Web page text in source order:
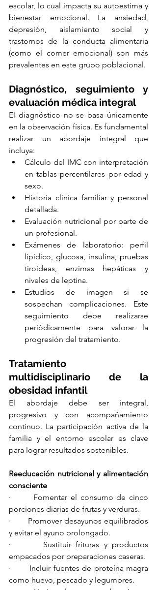
escolar, lo cual impacta su autoestima y
bienestar emocional. La ansiedad,
depresión, aislamiento social y
trastornos de la conducta alimentaria
(como el comer emocional) son más
prevalentes en este grupo poblacional.
Diagnóstico, seguimiento y
evaluación médica integral
El diagnóstico no se basa únicamente
en la observación física. Es fundamental
realizar un abordaje integral que
incluya:
Cálculo del IMC con interpretación
en tablas percentilares por edad y
sexo.
Historia clínica familiar y personal
detallada.
Evaluación nutricional por parte de
un profesional.
Exámenes de laboratorio: perfil
lipídico, glucosa, insulina, pruebas
tiroideas, enzimas hepáticas y
niveles de leptina.
Estudios de imagen si se
sospechan complicaciones. Este
seguimiento debe realizarse
periódicamente para valorar la
progresión del tratamiento.
Tratamiento
multidisciplinario de la
obesidad infantil
El abordaje debe ser integral,
progresivo y con acompañamiento
continuo. La participación activa de la
familia y el entorno escolar es clave
para lograr resultados sostenibles.
Reeducación nutricional y alimentación
consciente
·       Fomentar el consumo de cinco
porciones diarias de frutas y verduras.
·       Promover desayunos equilibrados
y evitar el ayuno prolongado.
·       Sustituir frituras y productos
empacados por preparaciones caseras.
·       Incluir fuentes de proteína magra
como huevo, pescado y legumbres.